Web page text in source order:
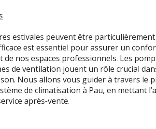
estivales peuvent être particulièrement
est essentiel pour assurer un
nos espaces professionnels. Les
de ventilation jouent un rôle crucial
Nous allons vous guider à travers le
de climatisation à Pau, en mettant
après-vente.